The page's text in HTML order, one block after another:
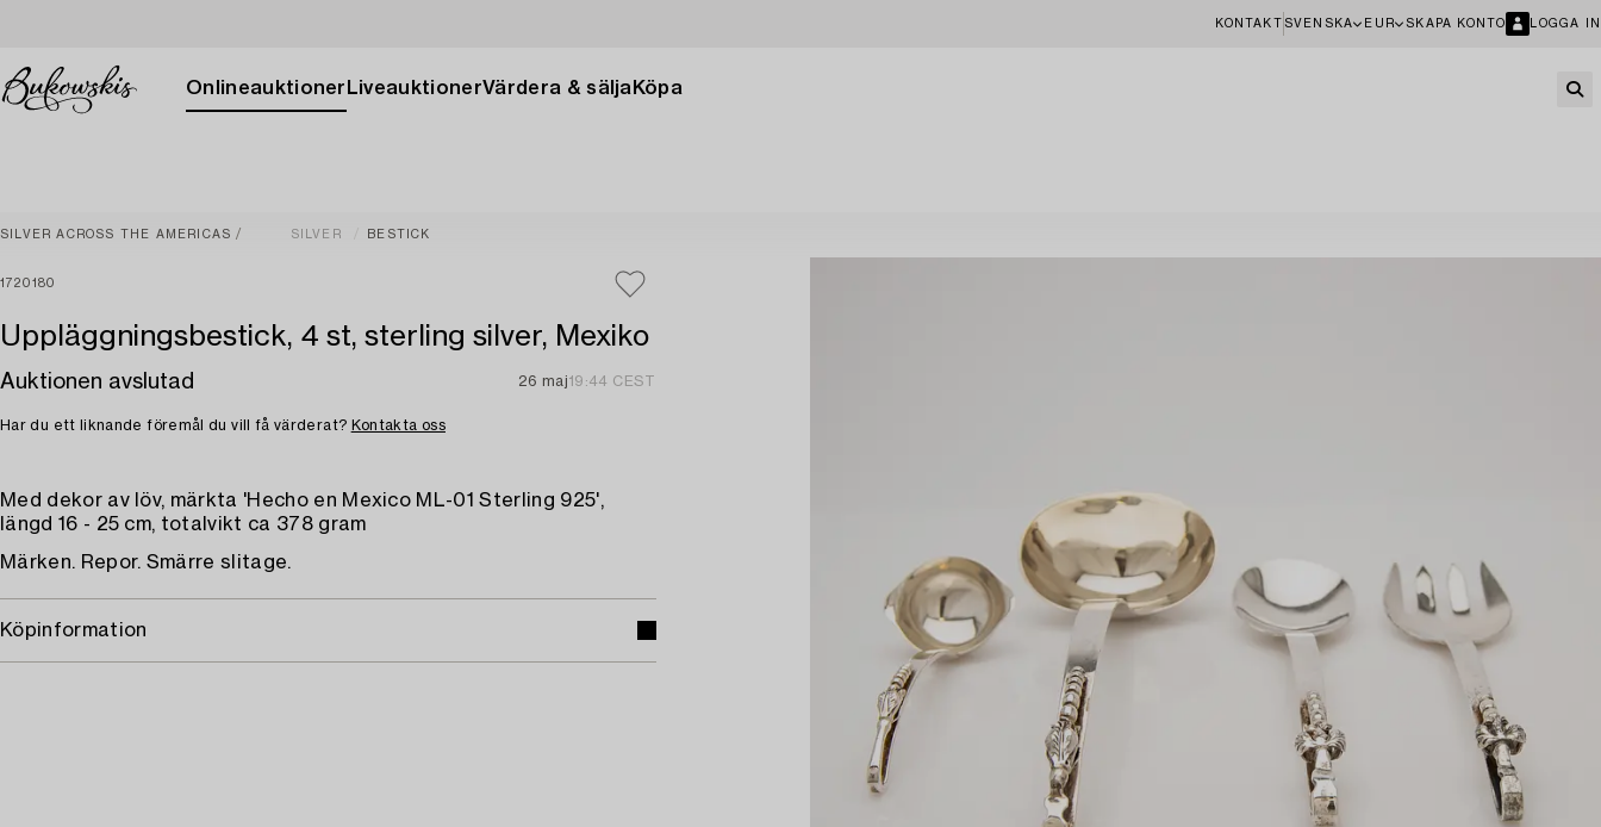
KONTAKT SVENSKA EUR SKAPA KONTO LOGGA IN
Onlineauktioner LiveauktionerVärdera & sälja Köpa
SILVER ACROSS THE AMERICAS SILVER BESTICK
1720180
Uppläggningsbestick, 4 st, sterling silver, Mexiko
Auktionen avslutad 26 maj19:44 CEST
Har du ett liknande föremål du vill få värderat? Kontakta oss
Med dekor av löv, märkta 'Hecho en Mexico ML-01 Sterling 925',
längd 16 - 25 cm, totalvikt ca 378 gram
Märken. Repor. Smärre slitage.
Köpinformation